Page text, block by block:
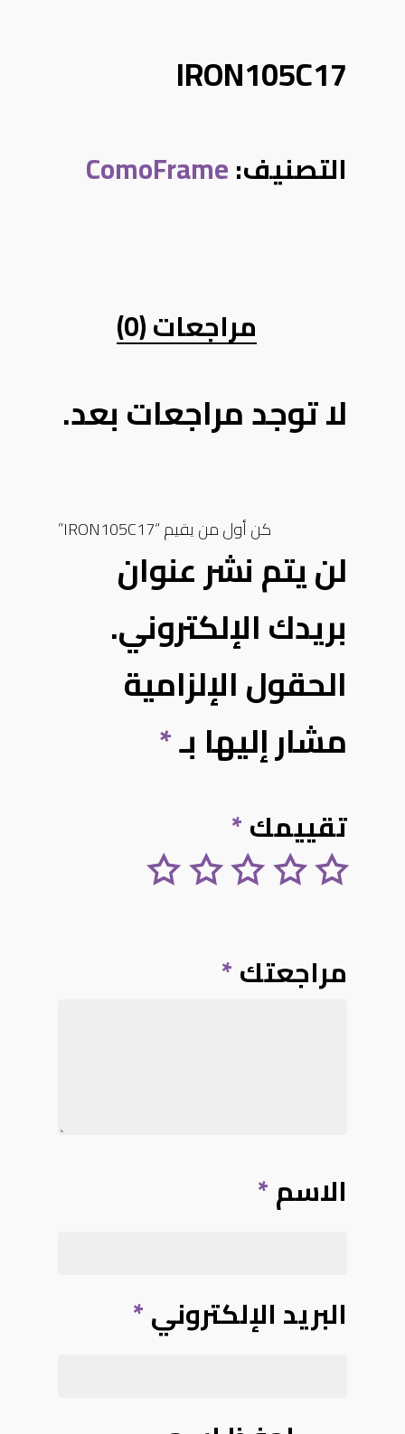
IRON105C17
التصنيف:ComoFrame
مراجعات (0)
لا توجد مراجعات بعد.
كن أول من يقيم “IRON105C17”
لن يتم نشر عنوان
بريدك الإلكتروني.
الحقول الإلزامية
مشار إليها بـ*
تقييمك*
مراجعتك*
الاسم*
البريد الإلكتروني*